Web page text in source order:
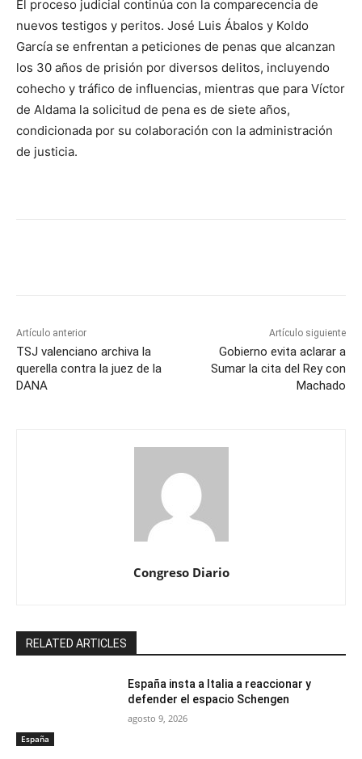
El proceso judicial continúa con la comparecencia de
nuevos testigos y peritos. José Luis Ábalos y Koldo
García se enfrentan a peticiones de penas que alcanzan
los 30 años de prisión por diversos delitos, incluyendo
cohecho y tráfico de influencias, mientras que para Víctor
de Aldama la solicitud de pena es de siete años,
condicionada por su colaboración con la administración
de justicia.
Artículo anterior
TSJ valenciano archiva la
querella contra la juez de la
DANA
Artículo siguiente
Gobierno evita aclarar a
Sumar la cita del Rey con
Machado
Congreso Diario
RELATED ARTICLES
España
España insta a Italia a reaccionar y
defender el espacio Schengen
agosto 9, 2026